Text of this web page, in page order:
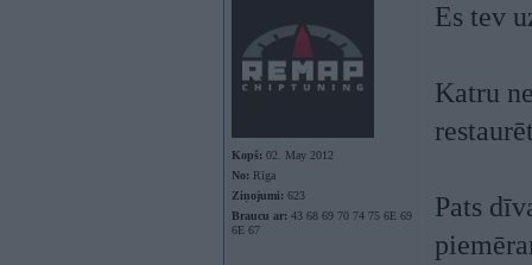
Kopš: 02. May 2012
No: Rīga
Ziņojumi: 623
Braucu ar: 43 68 69 70 74 75 6E 69
6E 67
Es tev
Katru
Pats